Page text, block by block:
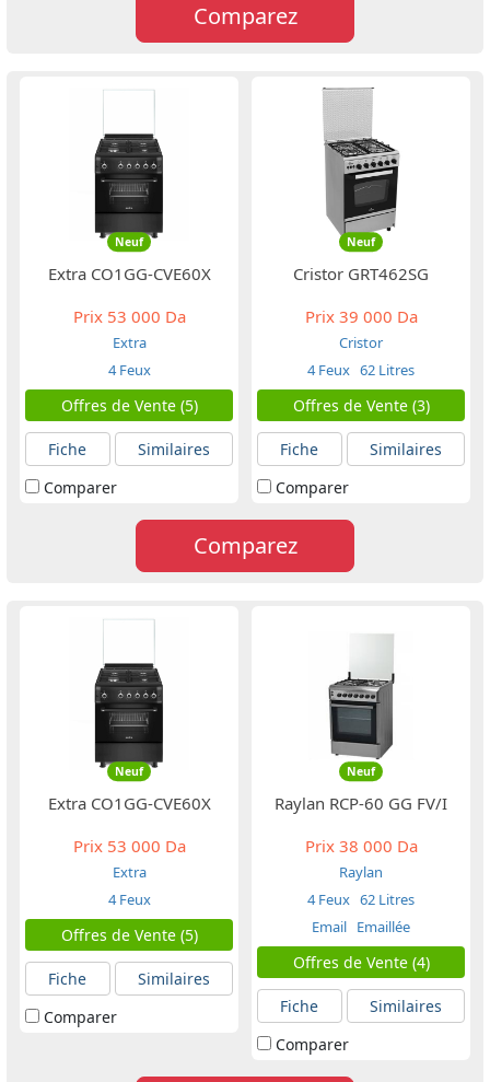
Comparez
Neuf
Extra CO1GG-CVE60X
Prix53 000 Da
Extra
4 Feux
Offres de Vente (5)
Fiche
Similaires
Comparer
Neuf
Cristor GRT462SG
Prix39 000 Da
Cristor
4 Feux 62 Litres
Offres de Vente (3)
Fiche
Similaires
Comparer
Comparez
Neuf
Extra CO1GG-CVE60X
Prix53 000 Da
Extra
4 Feux
Offres de Vente (5)
Fiche
Similaires
Comparer
Neuf
Raylan RCP-60 GG FV/I
Prix38 000 Da
Raylan
4 Feux 62 Litres
Email Emaillée
Offres de Vente (4)
Fiche
Similaires
Comparer